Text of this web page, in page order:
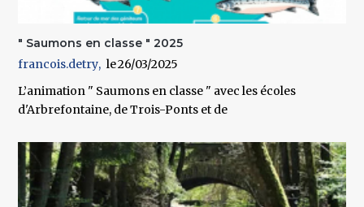
" Saumons en classe " 2025
francois.detry
26/03/2025
L’animation " Saumons en classe " avec les écoles
d'Arbrefontaine, de Trois-Ponts et de